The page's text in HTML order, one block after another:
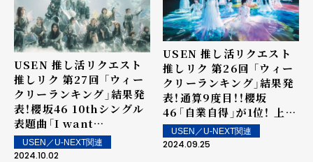
USEN 推し活リクエスト
推しリク 第27回 「ウィー
クリーランキング」結果発
表！櫻坂46 10thシングル
表題曲「I want
tomorrow to come」が
1位！ Number_iの初のフ
USEN／U-NEXT関連
2024.10.02
USEN 推し活リクエスト
推しリク 第26回 「ウィー
クリーランキング」結果発
表！通算9度目！！櫻坂
46「自業自得」が1位！ 上位
ランクイン楽曲は街中・店
内で配信！
USEN／U-NEXT関連
2024.09.25